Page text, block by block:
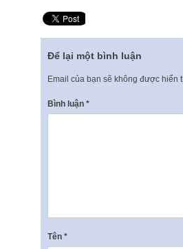
Để lại một bình luận
Email của bạn sẽ không được hiển
Bình luận *
Tên *